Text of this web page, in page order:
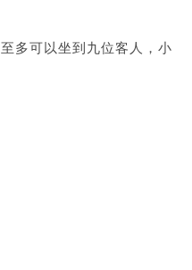
多可以坐到九位客人，小